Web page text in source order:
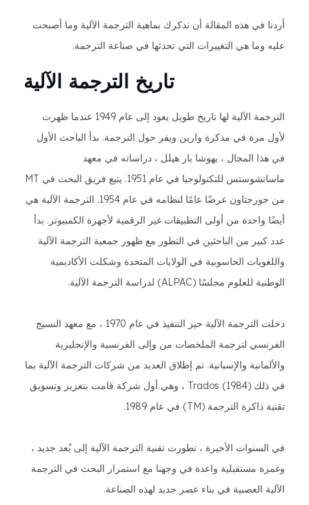
أردنا في هذه المقالة أن نذكرك بماهية الترجمة الآلية وما أصبحت
عليه وما هي التغييرات التي تحدثها في صناعة الترجمة.
تاريخ الترجمة الآلية
الترجمة الآلية لها تاريخ طويل يعود إلى عام 1949 عندما ظهرت
لأول مرة في مذكرة وارين ويفر حول الترجمة. بدأ الباحث الأول
في هذا المجال ، يهوشا بار هيلل ، دراساته في معهد
ماساتشوستس للتكنولوجيا في عام 1951. يتبع فريق البحث في MT
من جورجتاون عرضًا عامًا لنظامه في عام 1954. الترجمة الآلية هي
أيضًا واحدة من أولى التطبيقات غير الرقمية لأجهزة الكمبيوتر. بدأ
عدد كبير من الباحثين في التطور مع ظهور جمعية الترجمة الآلية
واللغويات الحاسوبية في الولايات المتحدة وشكلت الأكاديمية
الوطنية للعلوم مجلسًا (ALPAC) لدراسة الترجمة الآلية.
دخلت الترجمة الآلية حيز التنفيذ في عام 1970 ، مع معهد النسيج
الفرنسي لترجمة الملخصات من وإلى الفرنسية والإنجليزية
والألمانية والإسبانية. تم إطلاق العديد من شركات الترجمة الآلية بما
في ذلك Trados (1984) ، وهي أول شركة قامت بتعزيز وتسويق
تقنية ذاكرة الترجمة (TM) في عام 1989.
في السنوات الأخيرة ، تطورت تقنية الترجمة الآلية إلى بُعد جديد ،
وغمزة مستقبلية واعدة في وجهنا مع استمرار البحث في الترجمة
الآلية العصبية في بناء عصر جديد لهذه الصناعة.